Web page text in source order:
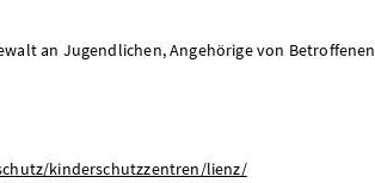
an Jugendlichen, Angehörige von Betroffenen
kinderschutzzentren/lienz/